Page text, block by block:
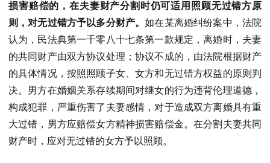
损害赔偿的，在夫妻财产分割时仍可适用照顾无过错方原
则，对无过错方予以多分财产。如在某离婚纠纷案中，法院
认为，民法典第一千零八十七条第一款规定，离婚时，夫妻
的共同财产由双方协议处理；协议不成的，由法院根据财产
的具体情况，按照照顾子女、女方和无过错方权益的原则判
决。男方在婚姻关系存续期间对继女的行为违背伦理道德，
构成犯罪，严重伤害了夫妻感情，对于造成双方离婚具有重
大过错，男方应赔偿女方精神损害赔偿金。在分割夫妻共同
财产时，应对无过错的女方予以照顾。